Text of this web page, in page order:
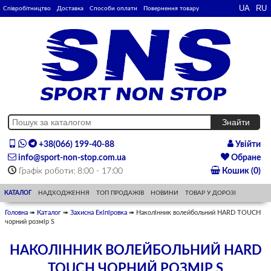
Співробітництво Доставка Способи оплати Повернення товару
+38(066) 199-40-88
info@sport-non-stop.com.ua
Графік роботи: 8:00 - 17:00
Увійти
Обране
Кошик (0)
КАТАЛОГ НАДХОДЖЕННЯ ТОП ПРОДАЖІВ НОВИНИ ТОВАР У ДОРОЗІ
Головна ➠ Каталог ➠ Захисна Екіпіровка ➠ Наколінник волейбольний HARD TOUCH
чорний розмір S
НАКОЛІННИК ВОЛЕЙБОЛЬНИЙ HARD